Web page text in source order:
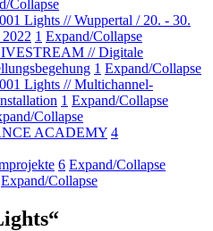
Collapse
Lights // Wuppertal / 20. - 30.
2022 1 Expand/Collapse
// Digitale
1 Expand/Collapse
Lights // Multichannel-
1 Expand/Collapse
Collapse
ACADEMY 4
6 Expand/Collapse
Expand/Collapse